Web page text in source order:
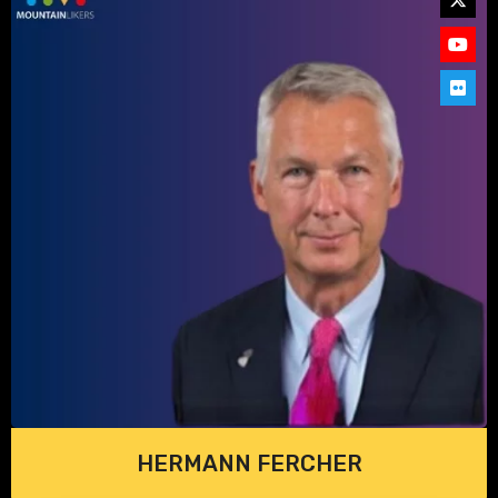
HERMANN FERCHER